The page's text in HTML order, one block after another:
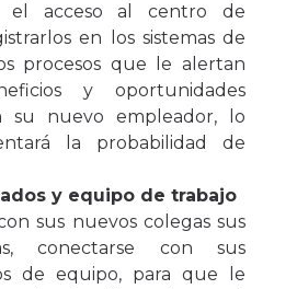
el acceso al centro de
en los sistemas de
procesos que le alertan
y oportunidades
su nuevo empleador, lo
la probabilidad de
y equipo de trabajo
sus nuevos colegas sus
conectarse con sus
de equipo, para que le